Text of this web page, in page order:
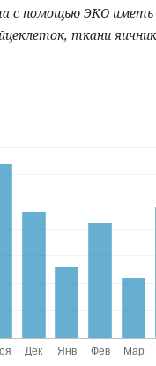
с помощью ЭКО иметь
ткани